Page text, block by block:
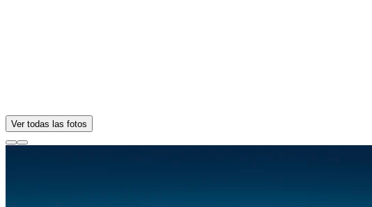
Ver todas las fotos